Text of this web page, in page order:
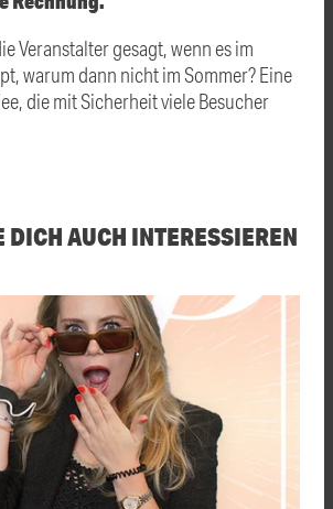
Veranstalter gesagt, wenn es im
warum dann nicht im Sommer? Eine
die mit Sicherheit viele Besucher
DICH AUCH INTERESSIEREN